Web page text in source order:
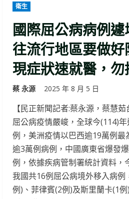
衛生
國際屈公病病例
往流行地區要做
現症狀速就醫，勿
蔡 永源 2025 年 8 月 5 日
【民正新聞記者:蔡永源，蔡慧
屈公病疫情嚴峻，全球今(114)
例，美洲疫情以巴西逾19萬例
逾3萬例病例，中國廣東省爆發
例，依據疾病管制署統計資料，
我國共16例屈公病境外移入病例
例)、菲律賓(2例)及斯里蘭卡(1